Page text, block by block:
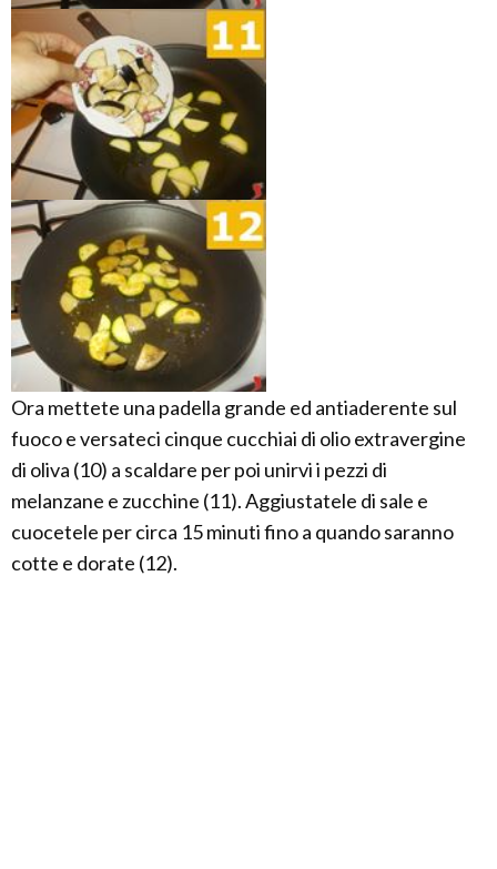
Ora mettete una padella grande ed antiaderente sul
fuoco e versateci cinque cucchiai di olio extravergine
di oliva (10) a scaldare per poi unirvi i pezzi di
melanzane e zucchine (11). Aggiustatele di sale e
cuocetele per circa 15 minuti fino a quando saranno
cotte e dorate (12).